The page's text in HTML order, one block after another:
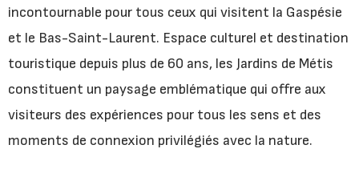
incontournable pour tous ceux qui visitent la Gaspésie
et le Bas-Saint-Laurent. Espace culturel et destination
touristique depuis plus de 60 ans, les Jardins de Métis
constituent un paysage emblématique qui offre aux
visiteurs des expériences pour tous les sens et des
moments de connexion privilégiés avec la nature.